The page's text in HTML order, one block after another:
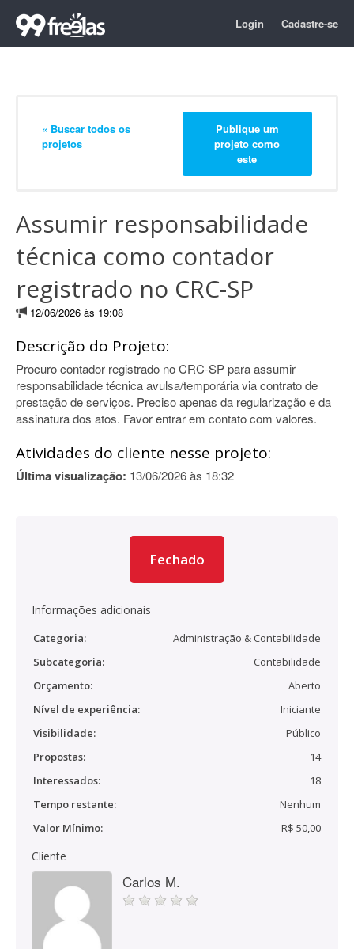
Login Cadastre-se
« Buscar todos os
projetos
Publique um
projeto como
este
Assumir responsabilidade
técnica como contador
registrado no CRC-SP
12/06/2026 às 19:08
Descrição do Projeto:
Procuro contador registrado no CRC-SP para assumir
responsabilidade técnica avulsa/temporária via contrato de
prestação de serviços. Preciso apenas da regularização e da
assinatura dos atos. Favor entrar em contato com valores.
Atividades do cliente nesse projeto:
Última visualização: 13/06/2026 às 18:32
Fechado
Informações adicionais
Categoria:
Administração & Contabilidade
Subcategoria:
Contabilidade
Orçamento:
Aberto
Nível de experiência:
Iniciante
Visibilidade:
Público
Propostas:
14
Interessados:
18
Tempo restante:
Nenhum
Valor Mínimo:
R$ 50,00
Cliente
Carlos M.